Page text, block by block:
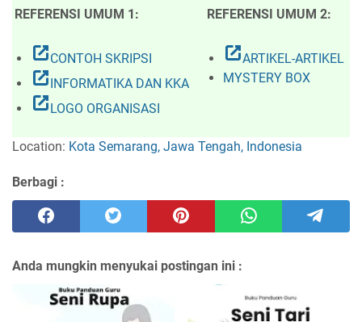
REFERENSI UMUM 1: REFERENSI UMUM 2:
open_in_newCONTOH SKRIPSI
open_in_new INFORMATIKA DAN KKA
open_in_new LOGO ORGANISASI
open_in_newARTIKEL-ARTIKEL
MYSTERY BOX
Location: Kota Semarang, Jawa Tengah, Indonesia
Berbagi :
Anda mungkin menyukai postingan ini :